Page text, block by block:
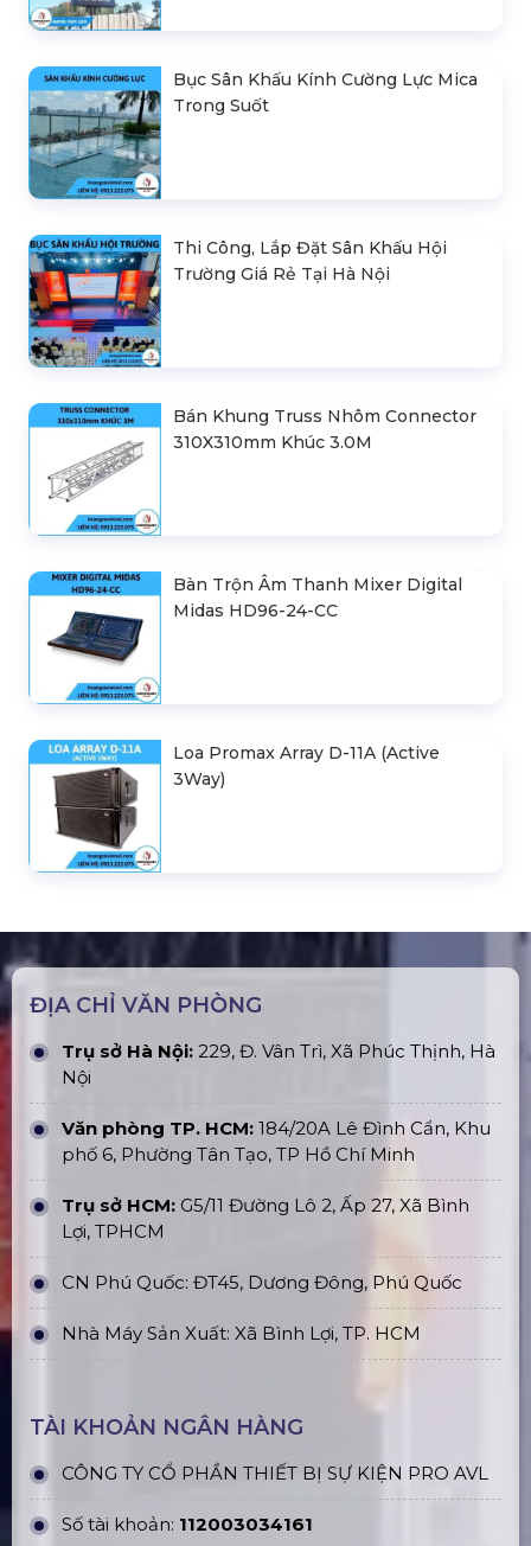
Bục Sân Khấu Kính Cường Lực Mica
Trong Suốt
Thi Công, Lắp Đặt Sân Khấu Hội
Trường Giá Rẻ Tại Hà Nội
Bán Khung Truss Nhôm Connector
310X310mm Khúc 3.0M
Bàn Trộn Âm Thanh Mixer Digital
Midas HD96-24-CC
Loa Promax Array D-11A (Active
3Way)
ĐỊA CHỈ VĂN PHÒNG
Trụ sở Hà Nội: 229, Đ. Vân Trì, Xã Phúc Thịnh, Hà
Nội
Văn phòng TP. HCM: 184/20A Lê Đình Cẩn, Khu
phố 6, Phường Tân Tạo, TP Hồ Chí Minh
Trụ sở HCM: G5/11 Đường Lô 2, Ấp 27, Xã Bình
Lợi, TPHCM
CN Phú Quốc: ĐT45, Dương Đông, Phú Quốc
Nhà Máy Sản Xuất: Xã Bình Lợi, TP. HCM
TÀI KHOẢN NGÂN HÀNG
CÔNG TY CỔ PHẦN THIẾT BỊ SỰ KIỆN PRO AVL
Số tài khoản: 112003034161